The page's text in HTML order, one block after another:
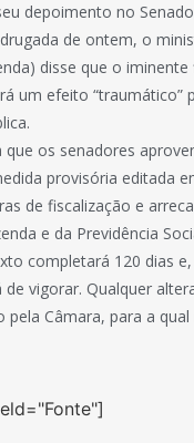
depoimento no
de ontem, o
disse que o
um efeito “traumático”
que os senadores
provisória editada
de fiscalização e
e da Previdência
completará 120 dias
de vigorar. Qualquer
pela Câmara, para a qual